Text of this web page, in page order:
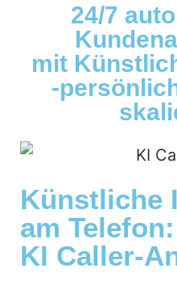
24/7
mit
-
Künstliche
am
KI Caller-